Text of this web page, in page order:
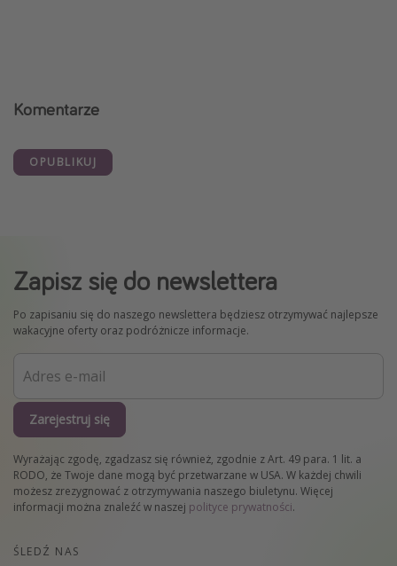
Komentarze
OPUBLIKUJ
Zapisz się do newslettera
Po zapisaniu się do naszego newslettera będziesz otrzymywać najlepsze
wakacyjne oferty oraz podróżnicze informacje.
Zarejestruj się
Wyrażając zgodę, zgadzasz się również, zgodnie z Art. 49 para. 1 lit. a
RODO, że Twoje dane mogą być przetwarzane w USA. W każdej chwili
możesz zrezygnować z otrzymywania naszego biuletynu. Więcej
informacji można znaleźć w naszej polityce prywatności.
ŚLEDŹ NAS